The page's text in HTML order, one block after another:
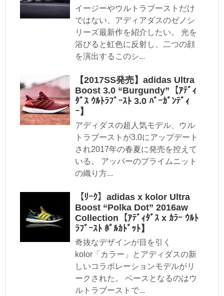
イージーやウルトラブーストだけ
ではない、アディアダスのゼノシ
リーズ最新作を紹介したい。 光を
浴びると虹色に反射し、二つの顔
を演出するこのシ...
【2017SS発売】adidas Ultra
Boost 3.0 “Burgundy”【ｱﾃﾞｨ
ﾀﾞｽ ｳﾙﾄﾗﾌﾞｰｽﾄ 3.0 ﾊﾞｰｶﾞﾝﾃﾞｨ
ｰ】
アディダスの超人気モデル、ウル
トラブーストが3.0にアップデート
され2017年の春夏に発売を控えて
いる。 アッパーのプライムニット
の織り方...
【ﾘｰｸ】adidas x kolor Ultra
Boost “Polka Dot” 2016aw
Collection【ｱﾃﾞｨﾀﾞｽ x ｶﾗｰ ｳﾙﾄ
ﾗﾌﾞｰｽﾄ ﾎﾟﾙｶﾄﾞｯﾄ】
奇抜なデザインが目を引く
kolor「カラー」とアディダスの新
しいコラボレーションモデルがリ
ークされた。 ベースとなるのはウ
ルトラブーストで...